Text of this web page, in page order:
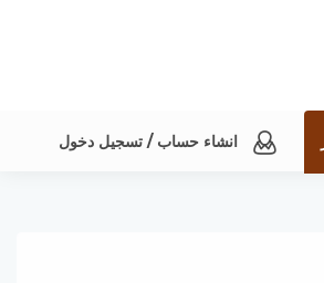
انشاء حساب / تسجيل دخول